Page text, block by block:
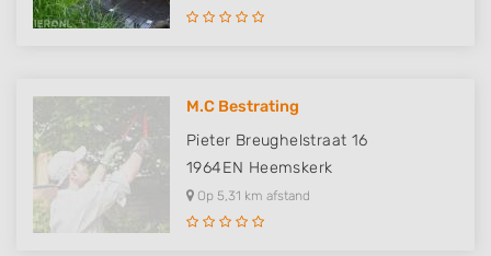
M.C Bestrating
Pieter Breughelstraat 16
1964EN Heemskerk
Op 5,31 km afstand